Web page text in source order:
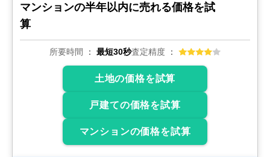
マンションの半年以内に売れる価格を試
算
所要時間 最短30秒査定精度
土地の価格を試算
戸建ての価格を試算
マンションの価格を試算